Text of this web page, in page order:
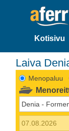
Kotisivu
Laiva
Menopaluu